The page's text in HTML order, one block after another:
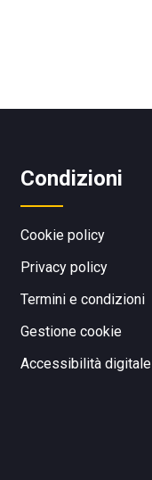
Condizioni
Cookie policy
Privacy policy
Termini e condizioni
Gestione cookie
Accessibilità digitale